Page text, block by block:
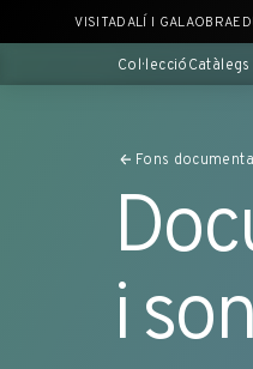
VISITADALÍ I GALAOBRA
Col·lecció
Fons
i